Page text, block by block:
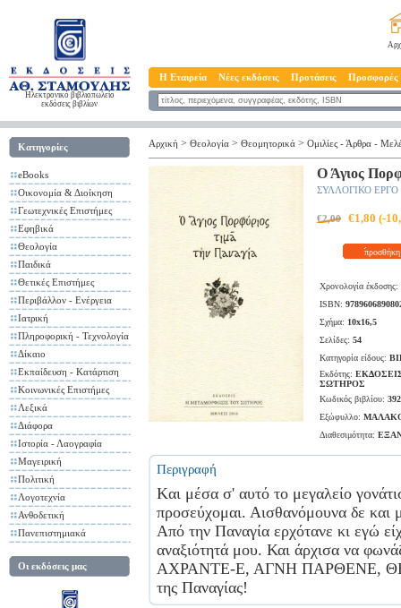
Ηλεκτρονικό βιβλιοπωλείο
εκδόσεις βιβλίων
Η Εταιρεία Νέες εκδόσεις Προτάσεις Προσφορές
Κατηγορίες
eBooks
Οικονομία & Διοίκηση
Γεωτεχνικές Επιστήμες
Εφηβικά
Θεολογία
Παιδικά
Θετικές Επιστήμες
Περιβάλλον - Ενέργεια
Ιατρική
Πληροφορική - Τεχνολογία
Δίκαιο
Εκπαίδευση - Κατάρτιση
Κοινωνικές Επιστήμες
Λεξικά
Διάφορα
Ιστορία - Λαογραφία
Μαγειρική
Πολιτική
Λογοτεχνία
Ανθοδετική
Πανεπιστημιακά
Οι εκδόσεις μας
Αρχική > Θεολογία > Θεομητoρικά > Ομιλίες - Άρθρα -
Ο Άγιος
ΣΥΛΛΟΓΙΚΟ ΕΡΓΟ
€2,00 €1,80 (-
προσθήκη
Χρονολογία έκδοσης:
ISBN:
Σχήμα: 10x16,5
Σελίδες: 54
Κατηγορία είδους:
Εκδότης:
ΣΩΤΗΡΟΣ
Κωδικός βιβλίου:
Εξώφυλλο:
Διαθεσιμότητα:
Περιγραφή
Kαι μέσα σ' αυτό το μεγαλείο
προσεύχομαι. Αισθανόμουνα δε και
Από την Παναγία ερχότανε κι εγώ
αναξιότητά μου. Και άρχισα να
ΑΧΡΑΝΤΕ-Ε, ΑΓΝΗ ΠΑΡΘΕΝΕ,
της Παναγίας!